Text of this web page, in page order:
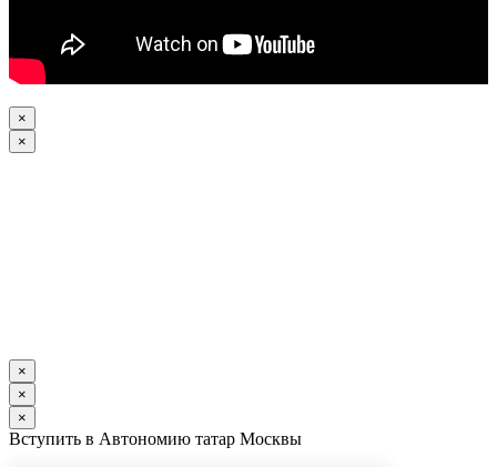
×
×
×
×
×
Вступить в Автономию татар Москвы